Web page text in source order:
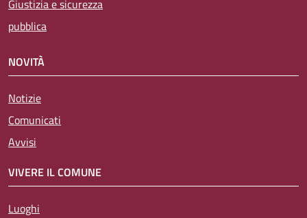
Giustizia e sicurezza
pubblica
NOVITÀ
Notizie
Comunicati
Avvisi
VIVERE IL COMUNE
Luoghi